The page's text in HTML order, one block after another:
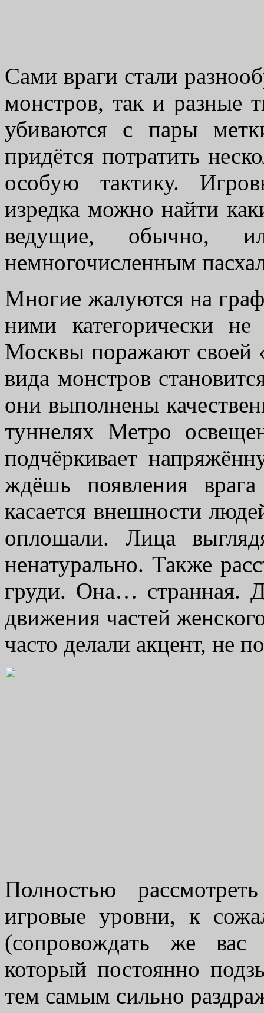
Сами враги стали
монстров, так и разные
убиваются с пары
придётся потратить
особую тактику.
изредка можно найти
ведущие, обычно,
немногочисленным
Многие жалуются на
ними категорически
Москвы поражают своей
вида монстров
они выполнены
туннелях Метро
подчёркивает
ждёшь появления
касается внешности
оплошали. Лица
ненатурально. Также
груди. Она… странная.
движения частей
часто делали акцент, не
Полностью
игровые уровни, к
(сопровождать же вас
который постоянно
тем самым сильно